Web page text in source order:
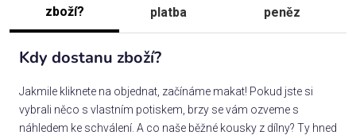
zboží?
platba
peněz
Kdy dostanu zboží?
Jakmile kliknete na objednat, začínáme makat! Pokud jste si
vybrali něco s vlastním potiskem, brzy se vám ozveme s
náhledem ke schválení. A co naše běžné kousky z dílny? Ty hned